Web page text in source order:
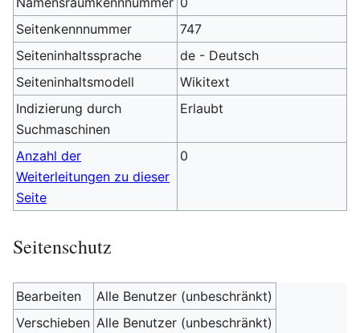
Seitenkennnummer
747
Seiteninhaltssprache
de - Deutsch
Seiteninhaltsmodell
Wikitext
Indizierung durch
Suchmaschinen
Erlaubt
Anzahl der
Weiterleitungen zu dieser
Seite
0
Seitenschutz
Bearbeiten
Alle Benutzer (unbeschränkt)
Verschieben Alle Benutzer (unbeschränkt)